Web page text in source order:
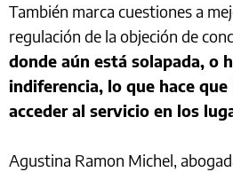
También marca cuestiones a
regulación de la objeción de
donde aún está solapada, o
indiferencia, lo que hace
acceder al servicio en los
Agustina Ramon Michel,